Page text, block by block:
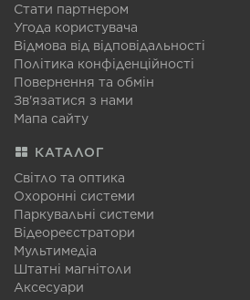
Стати партнером
Угода користувача
Відмова від відповідальності
Політика конфіденційності
Повернення та обмін
Зв'язатися з нами
Мапа сайту
КАТАЛОГ
Світло та оптика
Охоронні системи
Паркувальні системи
Відеореєстратори
Мультимедіа
Штатні магнітоли
Аксесуари